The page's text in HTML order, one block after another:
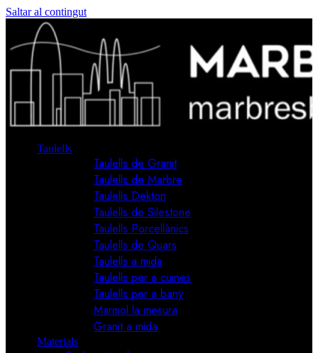
Saltar al contingut
Taulells
Taulells de Granit
Taulells de Marbre
Taulells Dekton
Taulells de Silestone
Taulells Porcellànics
Taulells de Quars
Taulells a mida
Taulells per a cuines
Taulells per a bany
Marmol la mesura
Granit a mida
Materials